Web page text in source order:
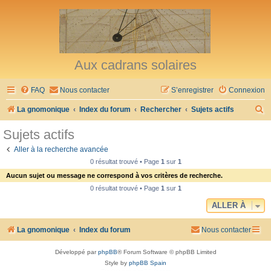
Aux cadrans solaires
FAQ Nous contacter Connexion
S’enregistrer
La gnomonique Index du forum Rechercher Sujets actifs
h
Sujets actifs
Aller à la recherche avancée
0 résultat trouvé • Page 1sur 1
Aucun sujet ou message ne correspond à vos critères de recherche.
0 résultat trouvé • Page 1sur 1
ALLER À
La gnomonique Index du forum Nous contacter
Développé parphpBB® Forum Software © phpBB Limited
Style by phpBB Spain